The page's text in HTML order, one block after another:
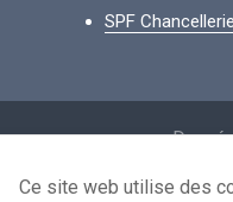
SPF
Ce site web utilise des